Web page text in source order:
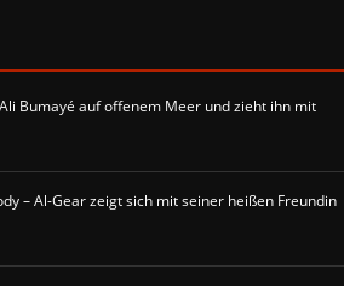
Bumayé auf offenem Meer und zieht ihn mit
– Al-Gear zeigt sich mit seiner heißen Freundin